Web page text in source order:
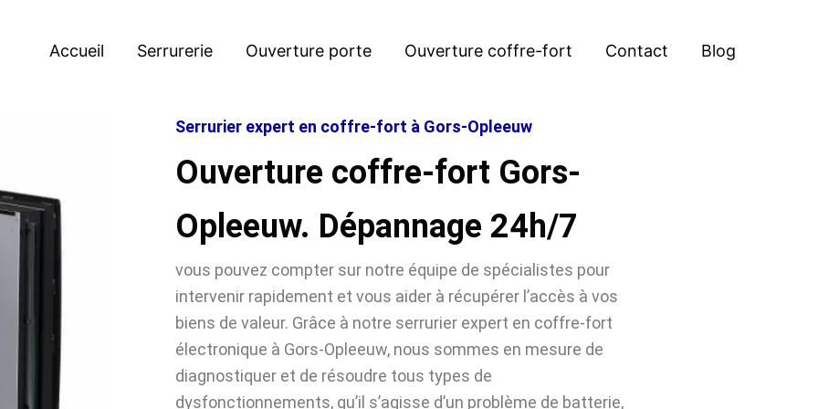
Accueil Serrurerie Ouverture porte Ouverture coffre-fort Contact Blog
Serrurier expert en coffre-fort à Gors-Opleeuw
Ouverture coffre-fort Gors-
Opleeuw. Dépannage 24h/7
vous pouvez compter sur notre équipe de spécialistes pour
intervenir rapidement et vous aider à récupérer l’accès à vos
biens de valeur. Grâce à notre serrurier expert en coffre-fort
électronique à Gors-Opleeuw, nous sommes en mesure de
diagnostiquer et de résoudre tous types de
dysfonctionnements, qu’il s’agisse d’un problème de batterie,